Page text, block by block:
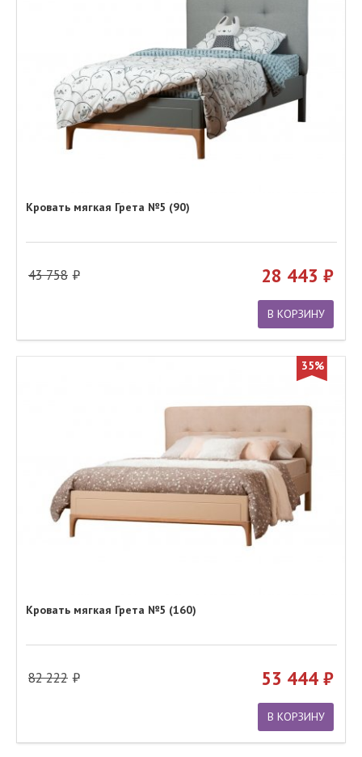
Кровать мягкая Грета №5 (90)
43 758 28 443
В КОРЗИНУ
35%
Кровать мягкая Грета №5 (160)
82 222 53 444
В КОРЗИНУ